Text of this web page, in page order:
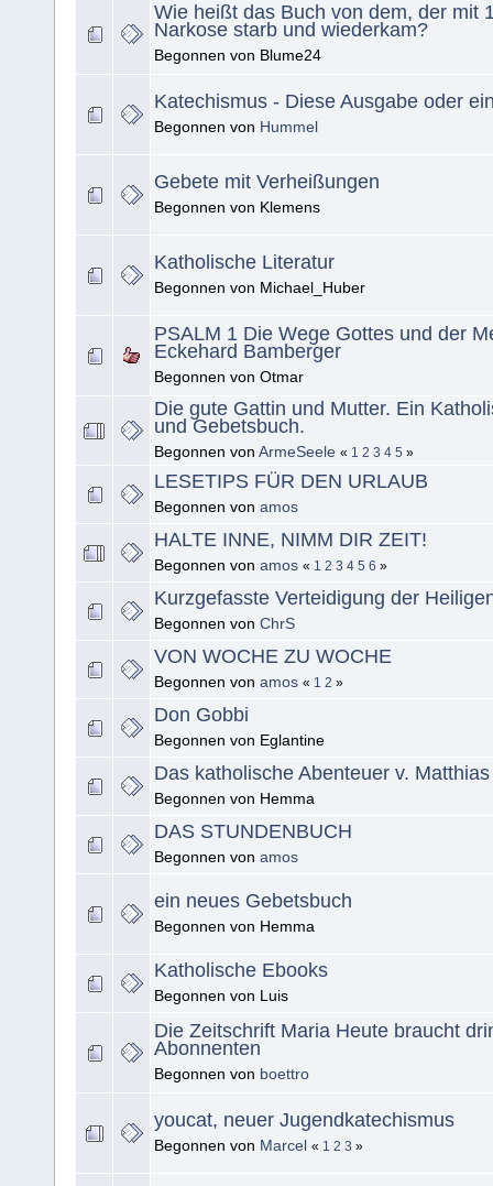
Wie heißt das Buch von dem, der mit
Narkose starb und wiederkam?
Begonnen von Blume24
Katechismus - Diese Ausgabe oder
Begonnen von Hummel
Gebete mit Verheißungen
Begonnen von Klemens
Katholische Literatur
Begonnen von Michael_Huber
PSALM 1 Die Wege Gottes und der
Eckehard Bamberger
Begonnen von Otmar
Die gute Gattin und Mutter. Ein
und Gebetsbuch.
Begonnen von ArmeSeele « 1 2 3 4 5 »
LESETIPS FÜR DEN URLAUB
Begonnen von amos
HALTE INNE, NIMM DIR ZEIT!
Begonnen von amos « 1 2 3 4 5 6 »
Kurzgefasste Verteidigung der
Begonnen von ChrS
VON WOCHE ZU WOCHE
Begonnen von amos « 1 2 »
Don Gobbi
Begonnen von Eglantine
Das katholische Abenteuer v.
Begonnen von Hemma
DAS STUNDENBUCH
Begonnen von amos
ein neues Gebetsbuch
Begonnen von Hemma
Katholische Ebooks
Begonnen von Luis
Die Zeitschrift Maria Heute braucht
Abonnenten
Begonnen von boettro
youcat, neuer Jugendkatechismus
Begonnen von Marcel « 1 2 3 »